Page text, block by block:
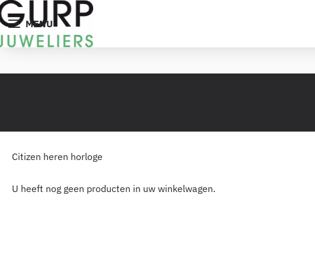
MENU
Citizen heren horloge
U heeft nog geen producten in uw winkelwagen.